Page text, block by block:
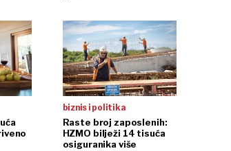
biznis i politika
Raste broj zaposlenih:
HZMO bilježi 14 tisuća
osiguranika više